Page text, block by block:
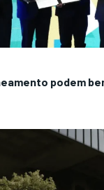
podem